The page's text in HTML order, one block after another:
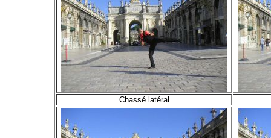
Chassé latéral